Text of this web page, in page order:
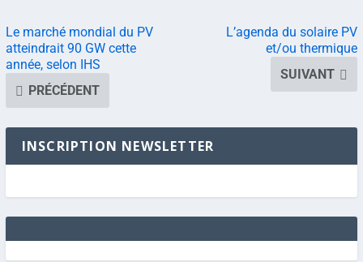
Le marché mondial du PV
atteindrait 90 GW cette
année, selon IHS
PRÉCÉDENT
L’agenda du solaire PV
et/ou thermique
SUIVANT
INSCRIPTION NEWSLETTER